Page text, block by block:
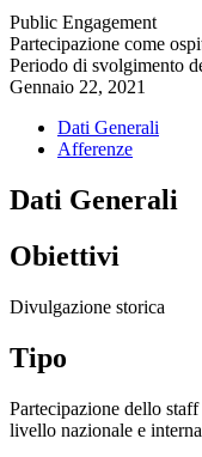
Public Engagement
Partecipazione come
Periodo di svolgimento
Gennaio 22, 2021
Dati Generali
Afferenze
Dati Generali
Obiettivi
Divulgazione storica
Tipo
Partecipazione dello
livello nazionale e